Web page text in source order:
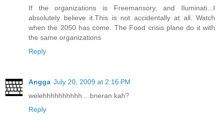
If the organizations is Freemansory, and Iluminati...I
absolutely believe it.This is not accidentally at all. Watch
when the 2050 has come. The Food crisis plane do it with
the same organizations
Reply
Angga July 20, 2009 at 2:16 PM
welehhhhhhhhhh....bneran kah?
Reply